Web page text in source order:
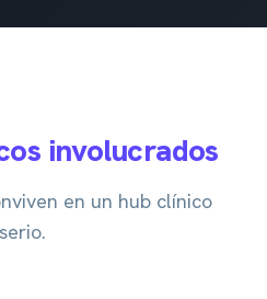
involucrados
en un hub clínico
serio.